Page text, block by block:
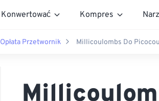
Konwertować Kompres
Opłata Przetwornik Millicoulombs Do